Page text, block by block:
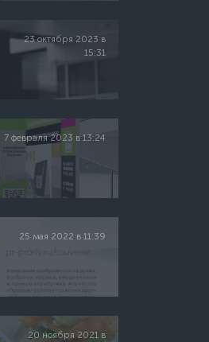
23 октября 2023 в
15:31
7 февраля 2023 в 13:24
25 мая 2022 в 11:39
20 ноября 2021 в